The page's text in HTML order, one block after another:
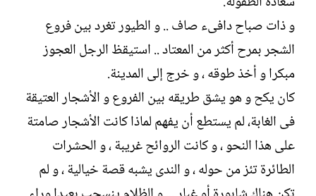
و ذات صباح دافىء صاف .. و الطيور تغرد بين فروع
الشجر بمرح أكثر من المعتاد .. استيقظ الرجل العجوز
مبكرا و أخذ طوقه ، و خرج إلى المدينة.
كان يكح و هو يشق طريقه بين الفروع و الأشجار العتيقة
فى الغابة، لم يستطع أن يفهم لماذا كانت الأشجار صامتة
على هذا النحو ، و كانت الروائح غريبة ، و الحشرات
الطائرة تئز من حوله ، و الندى يشبه قصة خيالية ، و لم